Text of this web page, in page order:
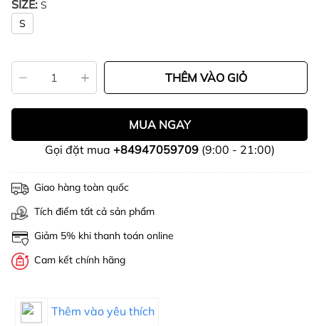
SIZE: S
S
THÊM VÀO GIỎ
MUA NGAY
Gọi đặt mua +84947059709(9:00 - 21:00)
Giao hàng toàn quốc
Tích điểm tất cả sản phẩm
Giảm 5% khi thanh toán online
Cam kết chính hãng
Thêm vào yêu thích